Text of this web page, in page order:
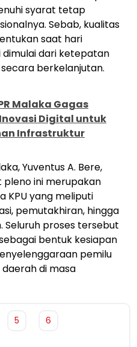
syarat tetap
Sebab, kualitas
saat hari
dari ketepatan
berkelanjutan.
Malaka Gagas
Digital untuk
Infrastruktur
Yuventus A. Bere,
ini merupakan
KPU yang meliputi
pemutakhiran, hingga
Seluruh proses tersebut
bentuk kesiapan
pemilu
di masa
5 6